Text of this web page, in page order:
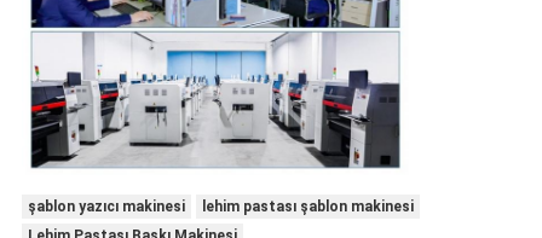
şablon yazıcı makinesi
lehim pastası şablon makinesi